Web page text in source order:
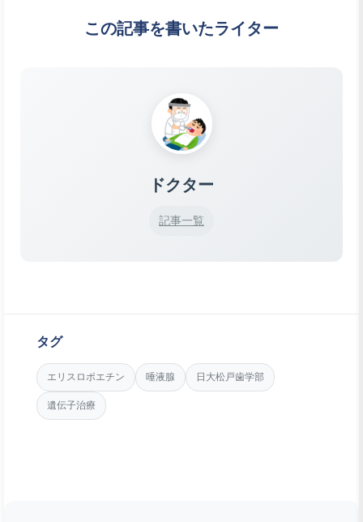
この記事を書いたライター
ドクター
記事一覧
タグ
エリスロポエチン 唾液腺 日大松戸歯学部
遺伝子治療